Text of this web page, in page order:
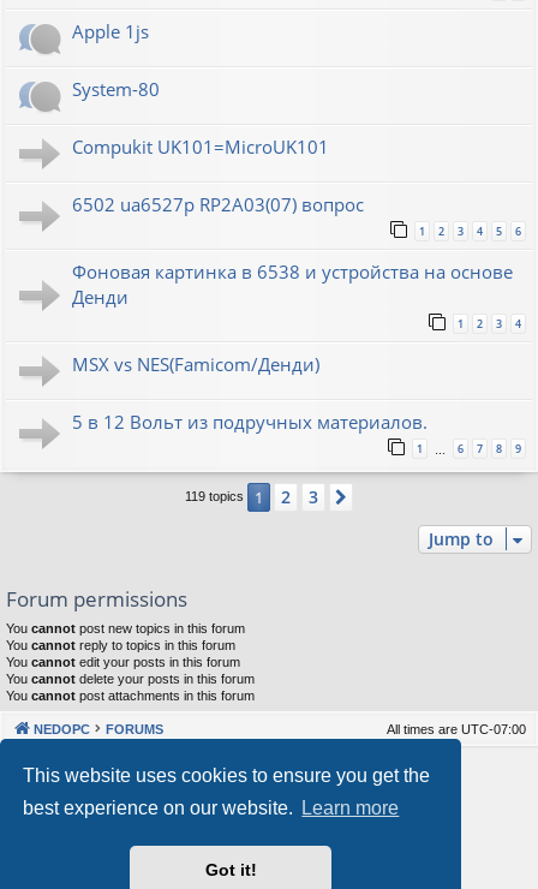
This website uses cookies to ensure you get the
best experience on our website.
Learn more
Got it!
Apple 1js
System-80
Compukit UK101=MicroUK101
6502 ua6527p RP2A03(07) вопрос
1 2 3 4 5 6
Фоновая картинка в 6538 и устройства на основе
Денди
1 2 3 4
MSX vs NES(Famicom/Денди)
5 в 12 Вольт из подручных материалов.
1 … 6 7 8 9
119 topics 1 2 3
Jump to
Forum permissions
You cannot post new topics in this forum
You cannot reply to topics in this forum
You cannot edit your posts in this forum
You cannot delete your posts in this forum
You cannot post attachments in this forum
NEDOPC FORUMS All times are UTC-07:00
Powered by phpBB® Forum Software © phpBB Limited
Our VPS Hosting By RimuHosting
This server is located in London data center